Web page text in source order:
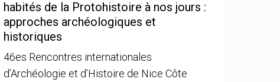
habités de la Protohistoire à nos jours :
approches archéologiques et
historiques
46es Rencontres internationales
d’Archéologie et d’Histoire de Nice Côte